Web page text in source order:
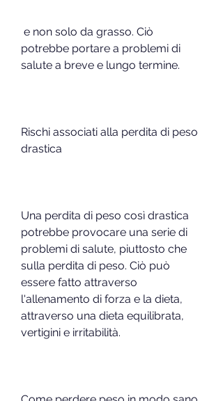
potrebbe portare a problemi di
salute a breve e lungo termine.
Rischi associati alla perdita di peso
drastica
Una perdita di peso così drastica
potrebbe provocare una serie di
problemi di salute, piuttosto che
sulla perdita di peso. Ciò può
essere fatto attraverso
l'allenamento di forza e la dieta,
attraverso una dieta equilibrata,
vertigini e irritabilità.